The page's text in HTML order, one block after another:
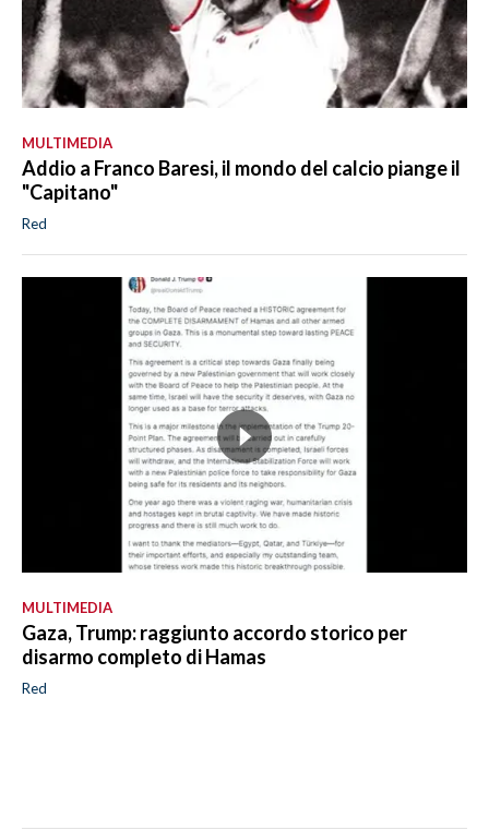
MULTIMEDIA
Addio a Franco Baresi, il mondo del calcio piange il
"Capitano"
Red
MULTIMEDIA
Gaza, Trump: raggiunto accordo storico per
disarmo completo di Hamas
Red